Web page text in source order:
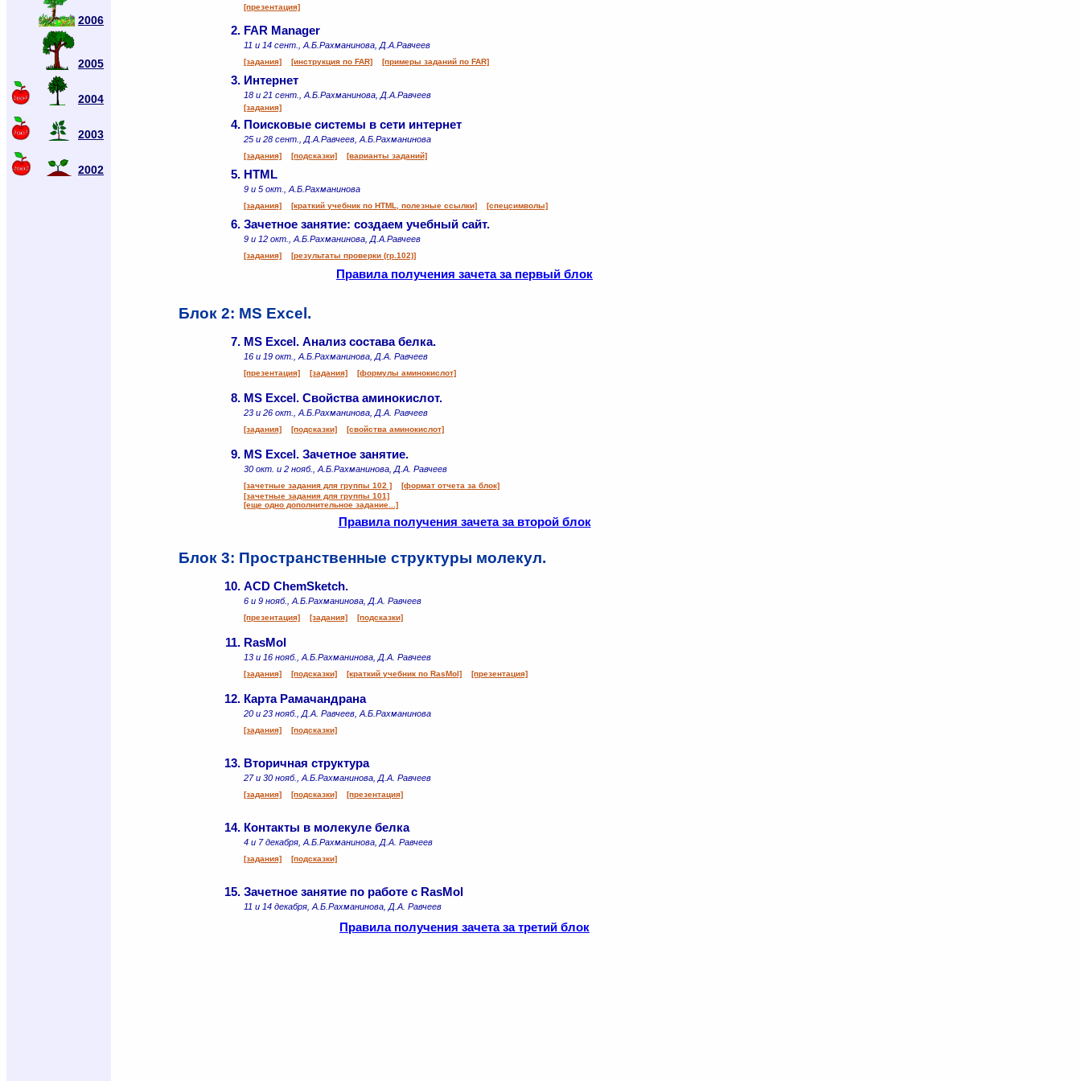
2006
2005
2004
2003
2002
[презентация]
2. FAR Manager
11 и 14 сент., А.Б.Рахманинова, Д.А.Равчеев
[задания] [инструкция по FAR] [примеры заданий по FAR]
3. Интернет
18 и 21 сент., А.Б.Рахманинова, Д.А.Равчеев
[задания]
4. Поисковые системы в сети интернет
25 и 28 сент., Д.А.Равчеев, А.Б.Рахманинова
[задания] [подсказки] [варианты заданий]
5. HTML
9 и 5 окт., А.Б.Рахманинова
[задания] [краткий учебник по HTML, полезные ссылки] [спецсимволы]
6. Зачетное занятие: создаем учебный сайт.
9 и 12 окт., А.Б.Рахманинова, Д.А.Равчеев
[задания] [результаты проверки (гр.102)]
Правила получения зачета за первый блок
Блок 2: MS Excel.
7. MS Excel. Анализ состава белка.
16 и 19 окт., А.Б.Рахманинова, Д.А. Равчеев
[презентация] [задания] [формулы аминокислот]
8. MS Excel. Свойства аминокислот.
23 и 26 окт., А.Б.Рахманинова, Д.А. Равчеев
[задания] [подсказки] [свойства аминокислот]
9. MS Excel. Зачетное занятие.
30 окт. и 2 нояб., А.Б.Рахманинова, Д.А. Равчеев
[зачетные задания для группы 102 ]
[формат отчета за блок]
[зачетные задания для группы 101]
[еще одно дополнительное задание...]
Правила получения зачета за второй блок
Блок 3: Пространственные структуры молекул.
10. ACD ChemSketch.
6 и 9 нояб., А.Б.Рахманинова, Д.А. Равчеев
[презентация] [задания] [подсказки]
11. RasMol
13 и 16 нояб., А.Б.Рахманинова, Д.А. Равчеев
[задания] [подсказки] [краткий учебник по RasMol] [презентация]
12. Карта Рамачандрана
20 и 23 нояб., Д.А. Равчеев, А.Б.Рахманинова
[задания] [подсказки]
13. Вторичная структура
27 и 30 нояб., А.Б.Рахманинова, Д.А. Равчеев
[задания] [подсказки] [презентация]
14. Контакты в молекуле белка
4 и 7 декабря, А.Б.Рахманинова, Д.А. Равчеев
[задания] [подсказки]
15. Зачетное занятие по работе с RasMol
11 и 14 декабря, А.Б.Рахманинова, Д.А. Равчеев
Правила получения зачета за третий блок